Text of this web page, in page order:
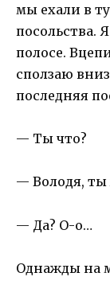
мы ехали в
посольства.
полосе.
сползаю
последняя
— Ты что?
— Володя, ты
— Да? О-о…
Однажды на